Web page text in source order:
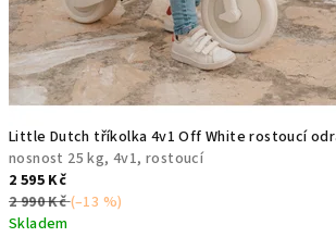
Little Dutch tříkolka 4v1 Off White rostoucí
nosnost 25 kg, 4v1, rostoucí
2 595 Kč
2 990 Kč(–13 %)
Skladem